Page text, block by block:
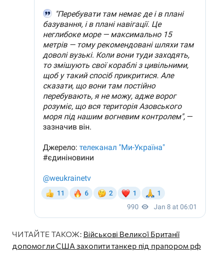
ЧИТАЙТЕ ТАКОЖ: Військові Великої Британії
допомогли США захопити танкер під прапором рф